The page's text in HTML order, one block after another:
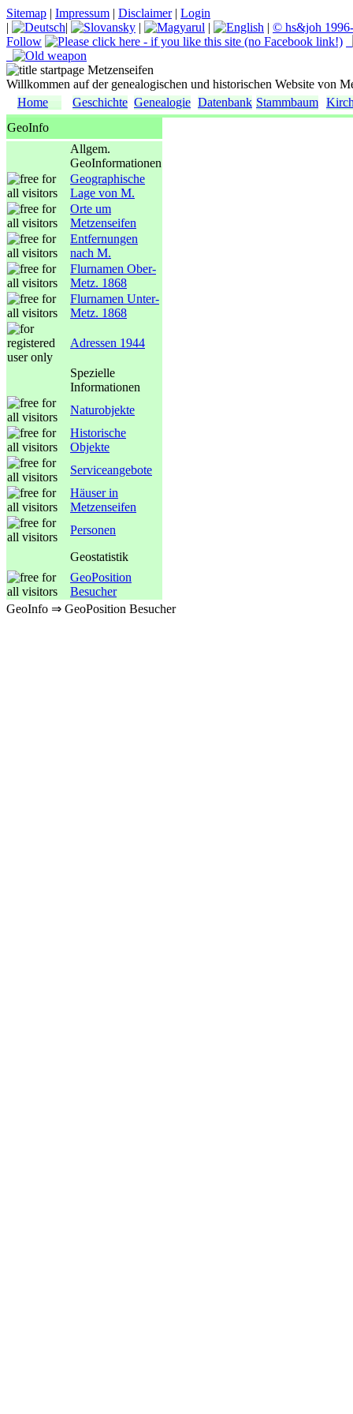
Sitemap | Impressum | Disclaimer| Login
|
| | | | © hs&joh
Follow
Willkommen auf der genealogischen und historischen Website von
Home
Geschichte Genealogie Datenbank Stammbaum
GeoInfo
Allgem.
GeoInformationen
Geographische
Lage von M.
Orte um
Metzenseifen
Entfernungen
nach M.
Flurnamen Ober-
Metz. 1868
Flurnamen Unter-
Metz. 1868
Adressen 1944
Spezielle
Informationen
Naturobjekte
Historische
Objekte
Serviceangebote
Häuser in
Metzenseifen
Personen
Geostatistik
GeoPosition
Besucher
GeoInfo ⇒ GeoPosition Besucher